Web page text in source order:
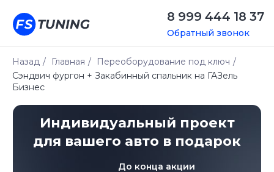
8 999 444 18 37
Обратный звонок
Назад / Главная / Переоборудование под ключ /
Сэндвич фургон + Закабинный спальник на ГАЗель
БизнесИндивидуальный проект
До конца акции
12 : 23 : 32 : 12